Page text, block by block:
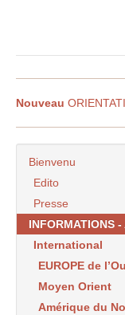
Nouveau
Bienvenu
Edito
Presse
INFORMATIONS
International
EUROPE de
Moyen Orient
Amérique du